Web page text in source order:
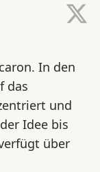
In den
das
und
Idee bis
über